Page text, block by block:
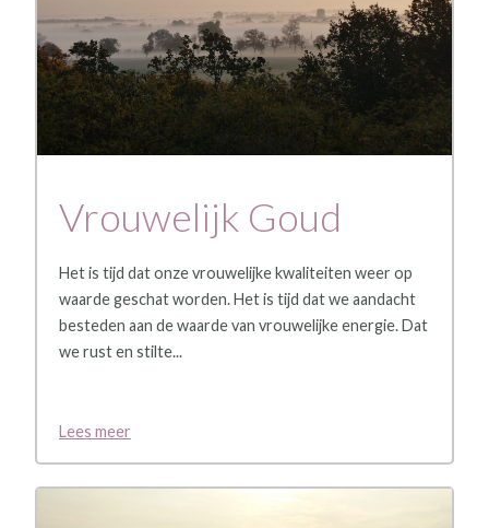
Vrouwelijk Goud
Het is tijd dat onze vrouwelijke kwaliteiten weer op
waarde geschat worden. Het is tijd dat we aandacht
besteden aan de waarde van vrouwelijke energie. Dat
we rust en stilte...
Lees meer